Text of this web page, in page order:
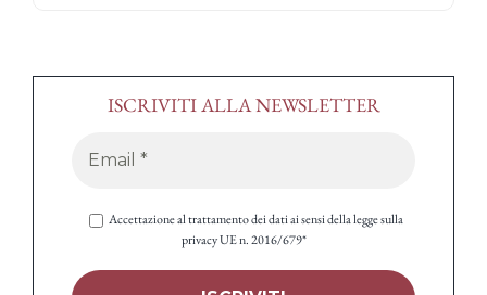
ISCRIVITI ALLA NEWSLETTER
Accettazione al trattamento dei dati ai sensi della legge sulla
privacy UE n. 2016/679*